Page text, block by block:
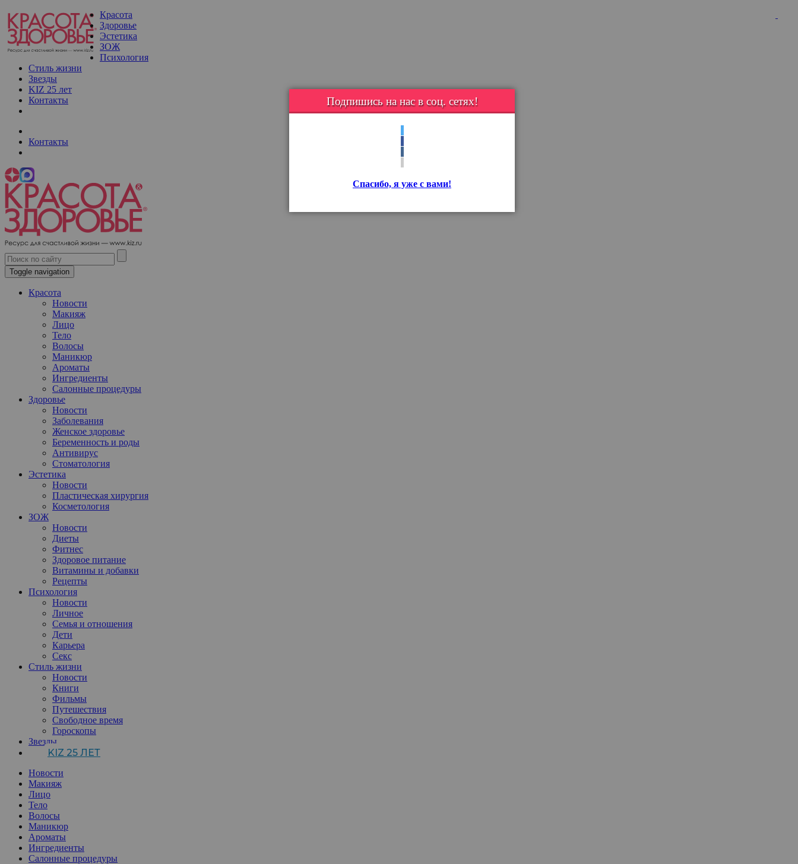
Красота
Здоровье
Эстетика
ЗОЖ
Психология
Стиль жизни
Звезды
KIZ 25 лет
Контакты
Контакты
Toggle navigation
Красота
Новости
Макияж
Лицо
Тело
Волосы
Маникюр
Ароматы
Ингредиенты
Салонные процедуры
Здоровье
Новости
Заболевания
Женское здоровье
Беременность и роды
Антивирус
Стоматология
Эстетика
Новости
Пластическая хирургия
Косметология
ЗОЖ
Новости
Диеты
Фитнес
Здоровое питание
Витамины и добавки
Рецепты
Психология
Новости
Личное
Семья и отношения
Дети
Карьера
Секс
Стиль жизни
Новости
Книги
Фильмы
Путешествия
Свободное время
Гороскопы
Звезды
KIZ 25 ЛЕТ
Новости
Макияж
Лицо
Тело
Волосы
Маникюр
Ароматы
Ингредиенты
Салонные процедуры
Подпишись на нас в соц. сетях!
Спасибо, я уже с вами!